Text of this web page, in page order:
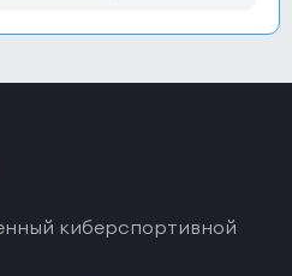
киберспортивной